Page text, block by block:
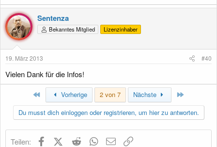
Sentenza
Bekanntes Mitglied Lizenzinhaber
19. März 2013 #40
Vielen Dank für die Infos!
Erste Vorherige 2 von 7 Nächste
Du musst dich einloggen oder registrieren, um hier zu antworten.
Teilen: FacebookX (Twitter)
Reddit WhatsApp
E-Mail